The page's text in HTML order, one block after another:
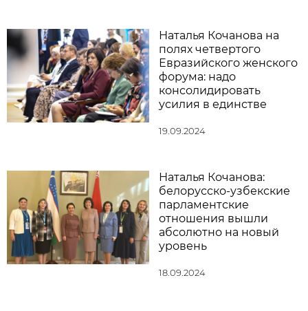
Наталья Кочанова на
полях четвертого
Евразийского женского
форума: надо
консолидировать
усилия в единстве
19.09.2024
Наталья Кочанова:
белорусско-узбекские
парламентские
отношения вышли
абсолютно на новый
уровень
18.09.2024